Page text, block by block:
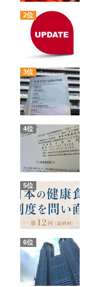
2位
3位
4位
5位
6位